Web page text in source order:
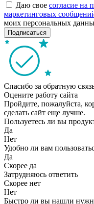
Даю свое согласие на
маркетинговых
моих персональных
Подписаться
Спасибо за обратную
Оцените работу сайта
Пройдите, пожалуйста,
сделать сайт еще лучше.
Пользуетесь ли вы
Да
Нет
Удобно ли вам
Да
Скорее да
Затрудняюсь ответить
Скорее нет
Нет
Быстро ли вы нашли